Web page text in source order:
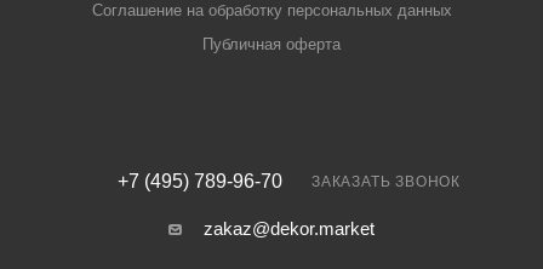
Соглашение на обработку персональных данных
Публичная оферта
+7 (495) 789-96-70 ЗАКАЗАТЬ ЗВОНОК
zakaz@dekor.market